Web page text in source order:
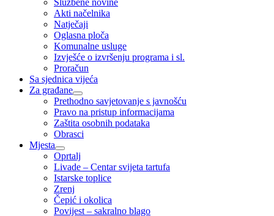
Službene novine
Akti načelnika
Natječaji
Oglasna ploča
Komunalne usluge
Izvješće o izvršenju programa i sl.
Proračun
Sa sjednica vijeća
Za građane
Prethodno savjetovanje s javnošću
Pravo na pristup informacijama
Zaštita osobnih podataka
Obrasci
Mjesta
Oprtalj
Livade – Centar svijeta tartufa
Istarske toplice
Zrenj
Čepić i okolica
Povijest – sakralno blago